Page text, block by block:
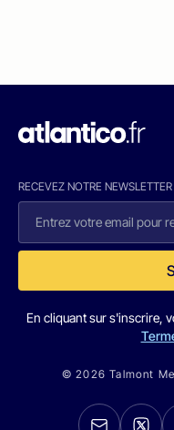
RECEVEZ NOTRE NEWSLETTER
En cliquant sur s'inscrire,
© 2026 Talmont